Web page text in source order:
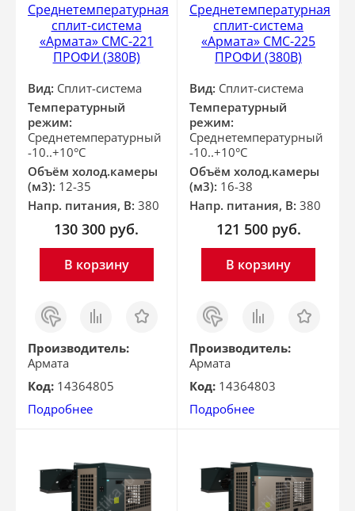
Среднетемпературная
сплит-система
«Армата» СМС-221
ПРОФИ (380В)
Вид: Сплит-система
Температурный
режим:
Среднетемпературный
-10..+10°С
Объём холод.камеры
(м3): 12-35
Напр. питания, В: 380
130 300 руб.
В корзину
Заказ
в 1
клик
Сравнить Отложить
Производитель:
Армата
Код: 14364805
Подробнее
Среднетемпературная
сплит-система
«Армата» СМС-225
ПРОФИ (380В)
Вид: Сплит-система
Температурный
режим:
Среднетемпературный
-10..+10°С
Объём холод.камеры
(м3): 16-38
Напр. питания, В: 380
121 500 руб.
В корзину
Заказ
в 1
клик
Сравнить Отложить
Производитель:
Армата
Код: 14364803
Подробнее